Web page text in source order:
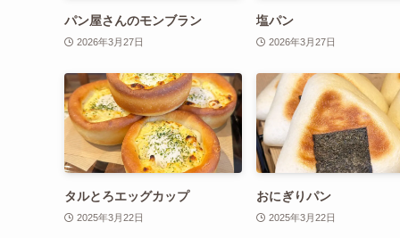
パン屋さんのモンブラン
2026年3月27日
塩パン
2026年3月27日
タルとろエッグカップ
2025年3月22日
おにぎりパン
2025年3月22日